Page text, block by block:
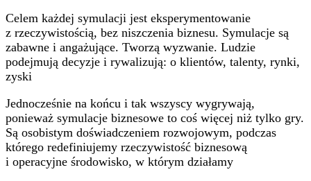
Celem każdej symulacji jest eksperymentowanie ​
z rzeczywistością, bez niszczenia biznesu. Symulacje są
zabawne i angażujące. Tworzą wyzwanie. Ludzie
podejmują decyzje i rywalizują: o klientów, talenty, rynki,
zyski​
Jednocześnie na końcu i tak wszyscy wygrywają,
ponieważ symulacje biznesowe to coś więcej niż tylko gry​.
Są osobistym doświadczeniem rozwojowym, podczas
którego redefiniujemy rzeczywistość biznesową
i operacyjne środowisko, w którym działamy​